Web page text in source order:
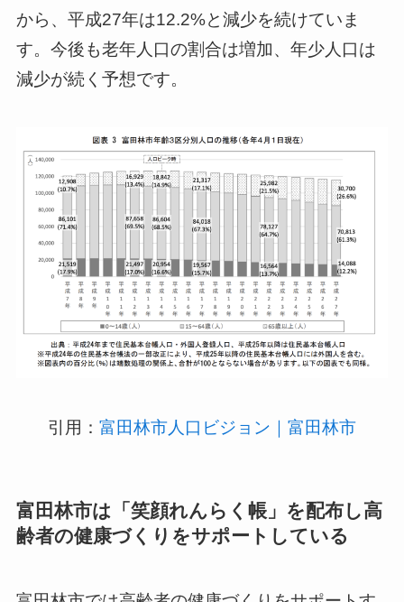
から、平成27年は12.2%と減少を続けていま
す。今後も老年人口の割合は増加、年少人口は
減少が続く予想です。
引用： 富田林市人口ビジョン｜富田林市
富田林市は「笑顔れんらく帳」を配布し高
齢者の健康づくりをサポートしている